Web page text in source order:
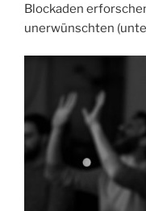
Blockaden
unerwünschten